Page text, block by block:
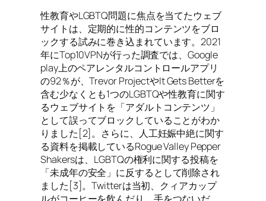
性教育やLGBTQ問題に焦点を当てたウェブ
サイトは、定期的に性的コンテンツをブロ
ックする試みに巻き込まれています。2021
年にTop10VPNが行った調査では、Google
play上のペアレンタルコントロールアプリ
の92％が、Trevor ProjectやIt Gets Betterを
含む少なくとも1つのLGBTQや性教育に関す
るウェブサイトを「アダルトコンテンツ」
として誤ってブロックしていることがわか
りました[2]。さらに、人工妊娠中絶に関す
る資料を掲載しているRogue Valley Pepper
Shakersは、LGBTQの権利に関する投稿を
「未成年の安全」に反するとして削除され
ました[3]。Twitterは当初、クィアカップ